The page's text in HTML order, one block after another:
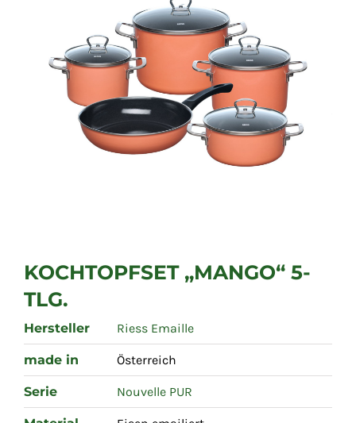
KOCHTOPFSET „MANGO“ 5-
TLG.
Hersteller Riess Emaille
made in Österreich
Serie Nouvelle PUR